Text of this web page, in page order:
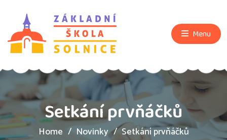
Menu
Setkání prvňáčků
Home Novinky Setkání prvňáčků